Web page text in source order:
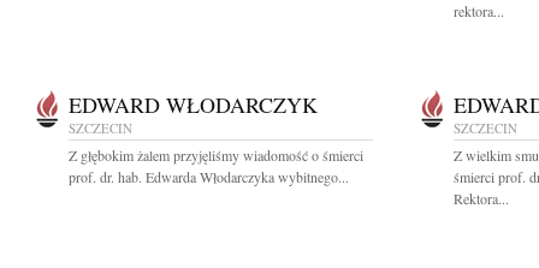
rektora...
EDWARD WŁODARCZYK
SZCZECIN
Z głębokim żalem przyjęliśmy wiadomość o śmierci
prof. dr. hab. Edwarda Włodarczyka wybitnego...
SZCZECIN
Z wielkim
śmierci prof.
Rektora...